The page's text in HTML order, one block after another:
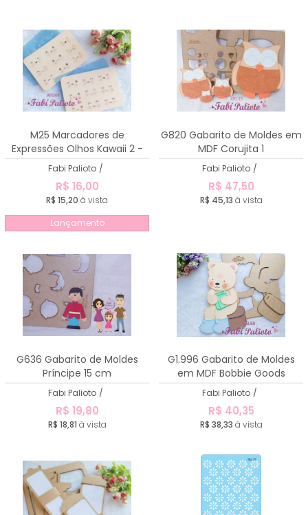
M25 Marcadores de
Expressões Olhos Kawaii 2 -
Tamanho 3cm
Fabi Palioto /
R$ 16,00
R$ 15,20 à vista
Lançamento
G820 Gabarito de Moldes em
MDF Corujita 1
Fabi Palioto /
R$ 47,50
R$ 45,13 à vista
G636 Gabarito de Moldes
Príncipe 15 cm
Fabi Palioto /
R$ 19,80
R$ 18,81 à vista
G1.996 Gabarito de Moldes
em MDF Bobbie Goods
Sentado com Livro 39cm
Fabi Palioto /
R$ 40,35
R$ 38,33 à vista